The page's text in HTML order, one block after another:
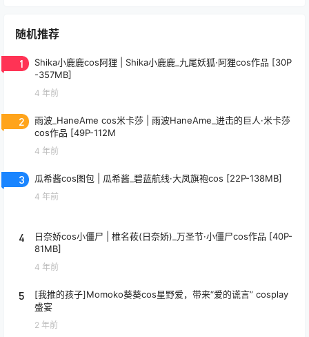
随机推荐
1
Shika小鹿鹿cos阿狸 | Shika小鹿鹿_九尾妖狐·阿狸cos作品 [30P
-357MB]
4 年前
2
雨波_HaneAme cos米卡莎 | 雨波HaneAme_进击的巨人·米卡莎
cos作品 [49P-112M
4 年前
3 瓜希酱cos图包 | 瓜希酱_碧蓝航线·大凤旗袍cos [22P-138MB]
4 年前
4
日奈娇cos小僵尸 | 椎名莜(日奈娇)_万圣节·小僵尸cos作品 [40P-
81MB]
4 年前
5
[我推的孩子]Momoko葵葵cos星野爱，带来“爱的谎言” cosplay
盛宴
2 年前